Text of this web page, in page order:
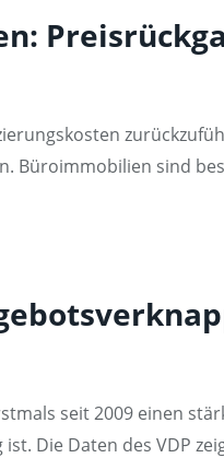
Büroimmobilien sind
seit 2009 einen
Die Daten des VDP